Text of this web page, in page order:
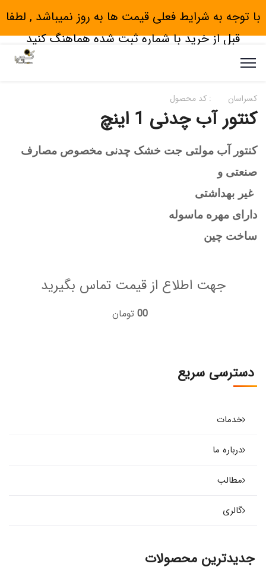
با توجه به شرایط فعلی قیمت ها به روز نمیباشد , لطفا
قبل از خرید با شماره ثبت شده هماهنگ کنید
کد محصول : کسراسان
کنتور آب چدنی 1 اینچ
کنتور آب مولتی جت خشک چدنی مخصوص مصارف
صنعتی و
غیر بهداشتی
دارای مهره ماسوله
ساخت چین
جهت اطلاع از قیمت تماس بگیرید
00 تومان
دسترسی سریع
خدمات
درباره ما
مطالب
گالری
جدیدترین محصولات